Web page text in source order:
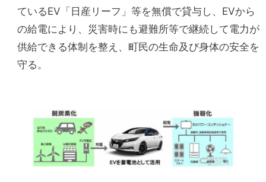
ているEV「日産リーフ」等を無償で貸与し、EVから
の給電により、災害時にも避難所等で継続して電力が
供給できる体制を整え、町民の生命及び身体の安全を
守る。